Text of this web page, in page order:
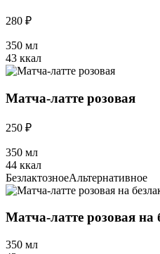
280 ₽
350 мл
43 ккал
Матча-латте розовая
250 ₽
350 мл
44 ккал
БезлактозноеАльтернативное
Матча-латте розовая на
350 мл